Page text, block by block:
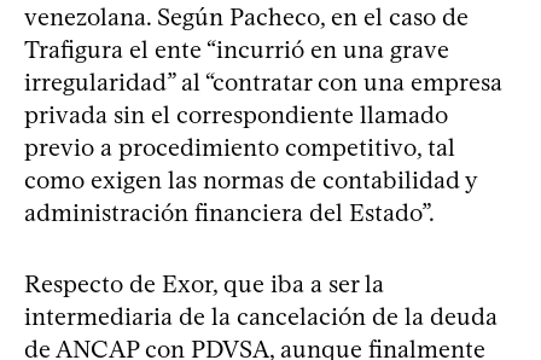
venezolana. Según Pacheco, en el caso de
Trafigura el ente “incurrió en una grave
irregularidad” al “contratar con una empresa
privada sin el correspondiente llamado
previo a procedimiento competitivo, tal
como exigen las normas de contabilidad y
administración financiera del Estado”.
Respecto de Exor, que iba a ser la
intermediaria de la cancelación de la deuda
de ANCAP con PDVSA, aunque finalmente